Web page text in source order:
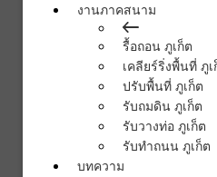
งานภาคสนาม
รื้อถอน ภูเก็ต
เคลียร์ริ่งพื้นที่ ภู
ปรับพื้นที่ ภูเก็ต
รับถมดิน ภูเก็ต
รับวางท่อ ภูเก็ต
รับทำถนน ภูเก็ต
บทความ